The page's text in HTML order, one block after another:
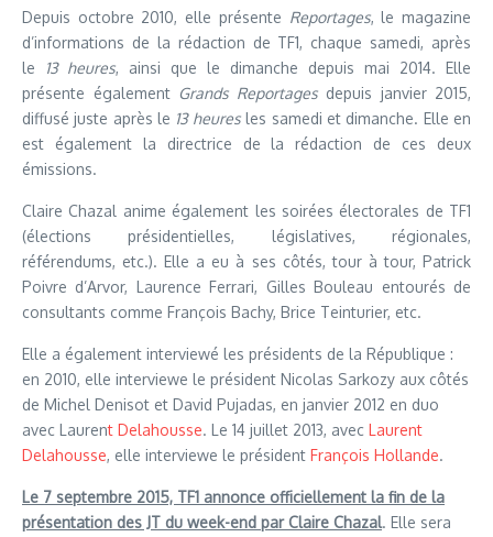
Depuis octobre 2010, elle présente Reportages, le magazine
d’informations de la rédaction de TF1, chaque samedi, après
le
13 heures, ainsi que le dimanche depuis mai 2014. Elle
présente également Grands Reportagesdepuis janvier 2015,
diffusé juste après le 13 heuresles samedi et dimanche. Elle en
est également la directrice de la rédaction de ces deux
émissions.
Claire Chazal anime également les soirées électorales de TF1
(élections présidentielles, législatives, régionales,
référendums, etc.). Elle a eu à ses côtés, tour à tour, Patrick
Poivre d’Arvor, Laurence Ferrari, Gilles Bouleau entourés de
consultants comme François Bachy, Brice Teinturier, etc.
Elle a également interviewé les présidents de la République :
en 2010, elle interviewe le président Nicolas Sarkozy aux côtés
de Michel Denisot et David Pujadas, en janvier 2012 en duo
avec Laurent Delahousse. Le 14 juillet 2013, avec Laurent
Delahousse, elle interviewe le président François Hollande.
Le 7 septembre 2015, TF1 annonce officiellement la fin de la
présentation des JT du week-end par Claire Chazal. Elle sera